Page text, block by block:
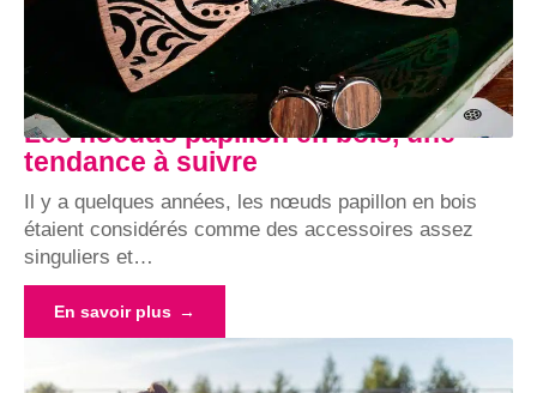
Les noeuds papillon en bois, une
tendance à suivre
Il y a quelques années, les nœuds papillon en bois
étaient considérés comme des accessoires assez
singuliers et…
En savoir plus